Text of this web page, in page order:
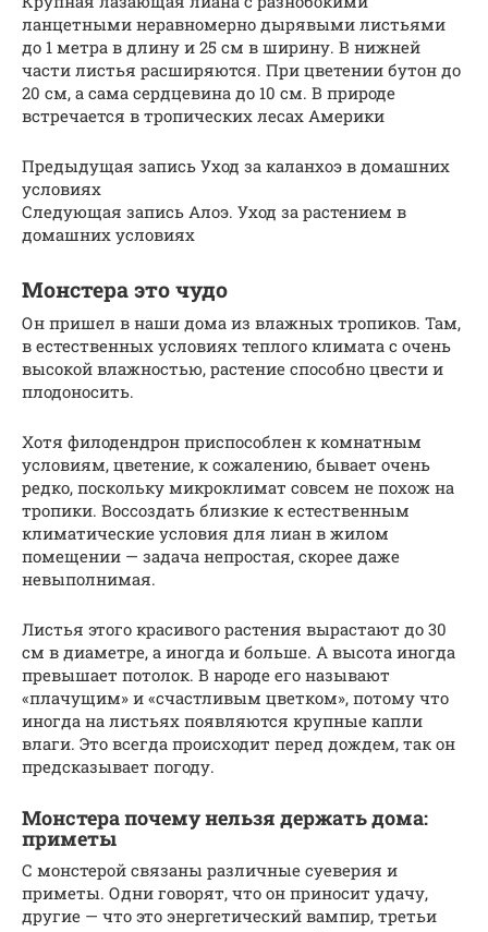
ланцетными неравномерно дырявыми листьями
до 1 метра в длину и 25 см в ширину. В нижней
части листья расширяются. При цветении бутон до
20 см, а сама сердцевина до 10 см. В природе
встречается в тропических лесах Америки
Предыдущая запись Уход за каланхоэ в домашних
условиях
Следующая запись Алоэ. Уход за растением в
домашних условиях
Монстера это чудо
Он пришел в наши дома из влажных тропиков. Там,
в естественных условиях теплого климата с очень
высокой влажностью, растение способно цвести и
плодоносить.
Хотя филодендрон приспособлен к комнатным
условиям, цветение, к сожалению, бывает очень
редко, поскольку микроклимат совсем не похож на
тропики. Воссоздать близкие к естественным
климатические условия для лиан в жилом
помещении — задача непростая, скорее даже
невыполнимая.
Листья этого красивого растения вырастают до 30
см в диаметре, а иногда и больше. А высота иногда
превышает потолок. В народе его называют
«плачущим» и «счастливым цветком», потому что
иногда на листьях появляются крупные капли
влаги. Это всегда происходит перед дождем, так он
предсказывает погоду.
Монстера почему нельзя держать дома:
приметы
С монстерой связаны различные суеверия и
приметы. Одни говорят, что он приносит удачу,
другие — что это энергетический вампир, третьи